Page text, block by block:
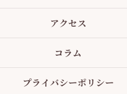
アクセス
コラム
プライバシーポリシー